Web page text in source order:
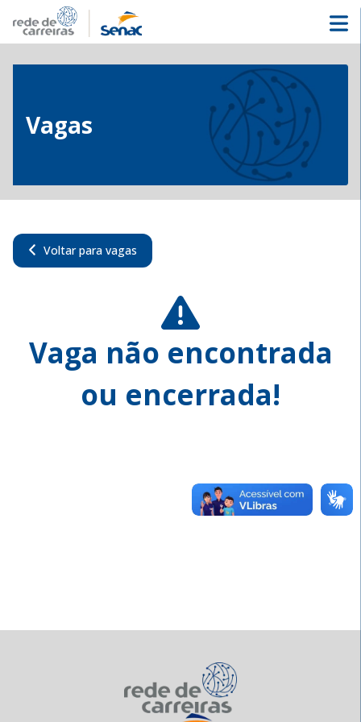
Vagas
Voltar para vagas
Vaga não encontrada
ou encerrada!